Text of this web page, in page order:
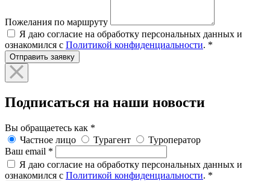
Пожелания по маршруту
Я даю согласие на обработку персональных данных и
ознакомился с Политикой конфиденциальности. *
Отправить заявку
Подписаться на наши новости
Вы обращаетесь как *
Частное лицо
Турагент
Туроператор
Ваш email *
Я даю согласие на обработку персональных данных и
ознакомился с Политикой конфиденциальности. *